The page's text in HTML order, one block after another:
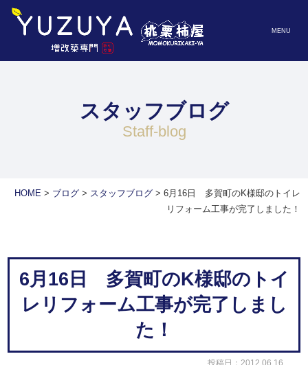
MENU
スタッフブログ
staff-blog
HOME> ブログ> スタッフブログ> 6月16日 多賀町のK様邸のトイレ
リフォーム工事が完了しました！
6月16日 多賀町のK様邸のトイ
レリフォーム工事が完了しまし
た！
投稿日：2012.06.16